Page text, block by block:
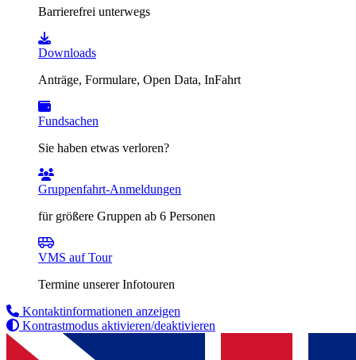
Barrierefrei unterwegs
Downloads
Anträge, Formulare, Open Data, InFahrt
Fundsachen
Sie haben etwas verloren?
Gruppenfahrt-Anmeldungen
für größere Gruppen ab 6 Personen
VMS auf Tour
Termine unserer Infotouren
Kontaktinformationen anzeigen
Kontrastmodus aktivieren/deaktivieren